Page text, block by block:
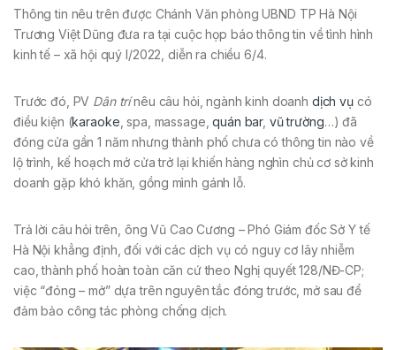
Thông tin nêu trên được Chánh Văn phòng UBND TP Hà Nội
Trương Việt Dũng đưa ra tại cuộc họp báo thông tin về tình hình
kinh tế – xã hội quý I/2022, diễn ra chiều 6/4.
Trước đó, PV Dân trínêu câu hỏi, ngành kinh doanh dịch vụcó
điều kiện (karaoke , spa, massage,quán bar, vũ trường…) đã
đóng cửa gần 1 năm nhưng thành phố chưa có thông tin nào về
lộ trình, kế hoạch mở cửa trở lại khiến hàng nghìn chủ cơ sở kinh
doanh gặp khó khăn, gồng mình gánh lỗ.
Trả lời câu hỏi trên, ông Vũ Cao Cương – Phó Giám đốc Sở Y tế
Hà Nội khẳng định, đối với các dịch vụ có nguy cơ lây nhiễm
cao, thành phố hoàn toàn căn cứ theo Nghị quyết 128/NĐ-CP;
việc “đóng – mở” dựa trên nguyên tắc đóng trước, mở sau để
đảm bảo công tác phòng chống dịch.